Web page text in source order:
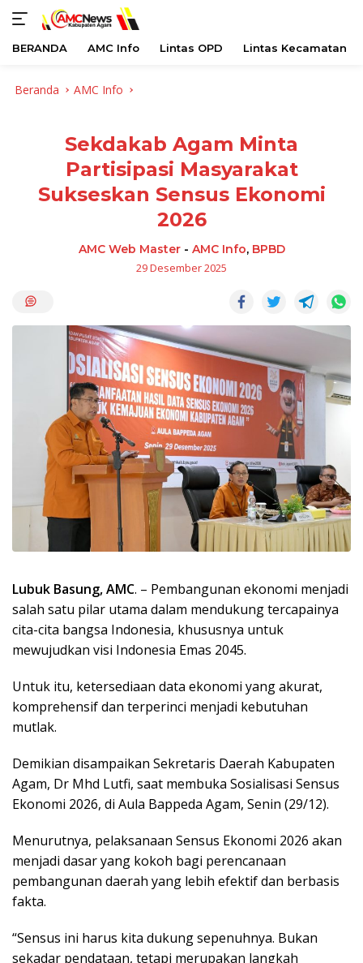
BERANDA AMC Info Lintas OPD Lintas Kecamatan
Beranda AMC Info
Sekdakab Agam Minta
Partisipasi Masyarakat
Sukseskan Sensus Ekonomi
2026
AMC Web Master- AMC Info, BPBD
29 Desember 2025
Lubuk Basung, AMC. – Pembangunan ekonomi menjadi
salah satu pilar utama dalam mendukung tercapainya
cita-cita bangsa Indonesia, khususnya untuk
mewujudkan visi Indonesia Emas 2045.
Untuk itu, ketersediaan data ekonomi yang akurat,
komprehensif dan terperinci menjadi kebutuhan
mutlak.
Demikian disampaikan Sekretaris Daerah Kabupaten
Agam, Dr Mhd Lutfi, saat membuka Sosialisasi Sensus
Ekonomi 2026, di Aula Bappeda Agam, Senin (29/12).
Menurutnya, pelaksanaan Sensus Ekonomi 2026 akan
menjadi dasar yang kokoh bagi perencanaan
pembangunan daerah yang lebih efektif dan berbasis
fakta.
“Sensus ini harus kita dukung sepenuhnya. Bukan
sekadar pendataan, tetapi merupakan langkah